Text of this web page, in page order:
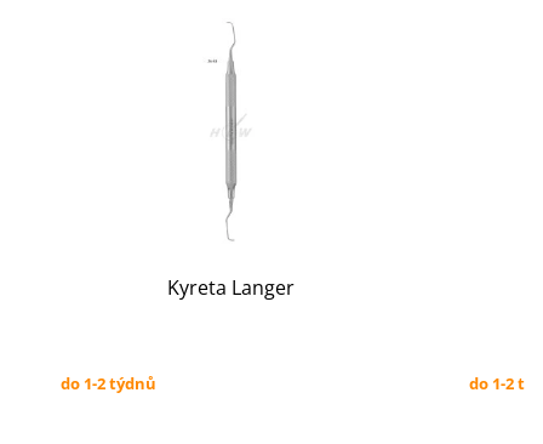
Kyreta Langer
do 1-2 týdnů do 1-2